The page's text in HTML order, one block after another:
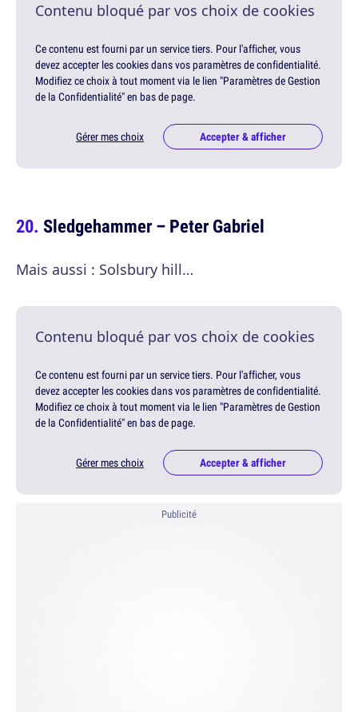
Contenu bloqué par vos choix de cookies
Ce contenu est fourni par un service tiers. Pour l'afficher, vous
devez accepter les cookies dans vos paramètres de confidentialité.
Modifiez ce choix à tout moment via le lien "Paramètres de Gestion
de la Confidentialité" en bas de page.
Gérer mes choix Accepter & afficher
Sledgehammer – Peter Gabriel
Mais aussi : Solsbury hill…
Contenu bloqué par vos choix de cookies
Ce contenu est fourni par un service tiers. Pour l'afficher, vous
devez accepter les cookies dans vos paramètres de confidentialité.
Modifiez ce choix à tout moment via le lien "Paramètres de Gestion
de la Confidentialité" en bas de page.
Gérer mes choix Accepter & afficher
Publicité